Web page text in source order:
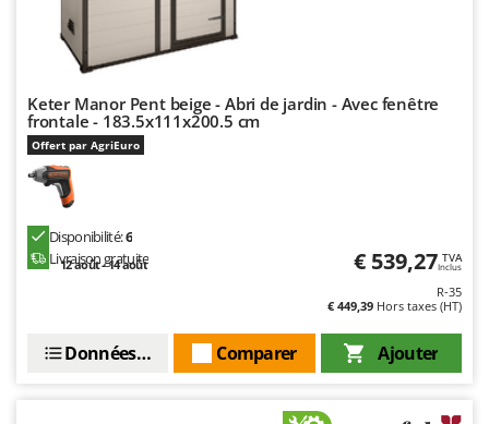
Keter Manor Pent beige - Abri de jardin - Avec fenêtre
frontale - 183.5x111x200.5 cm
Offert par AgriEuro
Disponibilité:6
Livraison gratuite
12 août - 14 août € 539,27 TVA
Inclus
R-35
€ 449,39 Hors taxes (HT)
Ajouter
Comparer
Données techniques